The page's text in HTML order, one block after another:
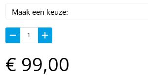
€ 99,00